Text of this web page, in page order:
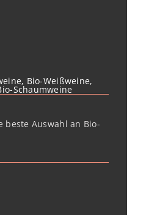
Bio-Weißweine,
Schaumweine
beste Auswahl an Bio-